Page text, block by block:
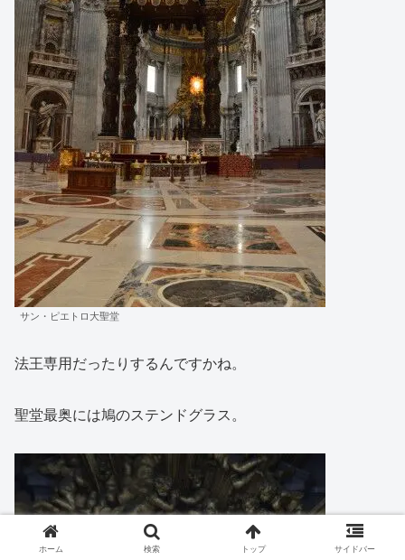
サン・ピエトロ大聖堂
法王専用だったりするんですかね。
聖堂最奥には鳩のステンドグラス。
ホーム 検索 トップ サイドバー